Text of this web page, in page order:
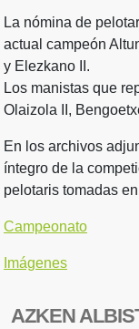
La nómina de
actual campeón
y Elezkano II.
Los manistas que
Olaizola II,
En los archivos
íntegro de la
pelotaris tomadas
Campeonato
Imágenes
AZKEN